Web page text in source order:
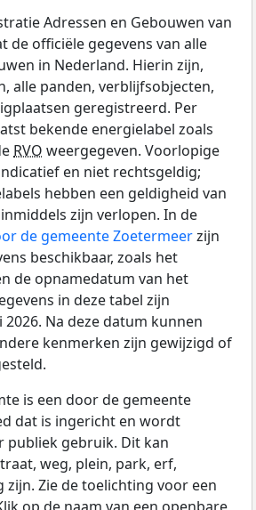
Adressen en Gebouwen van
de officiële gegevens van alle
in Nederland. Hierin zijn,
alle panden, verblijfsobjecten,
geregistreerd. Per
bekende energielabel zoals
RVO weergegeven. Voorlopige
en niet rechtsgeldig;
hebben een geldigheid van
zijn verlopen. In de
de gemeente Zoetermeerzijn
beschikbaar, zoals het
de opnamedatum van het
in deze tabel zijn
Na deze datum kunnen
kenmerken zijn gewijzigd of
is een door de gemeente
dat is ingericht en wordt
publiek gebruik. Dit kan
weg, plein, park, erf,
Zie de toelichting voor een